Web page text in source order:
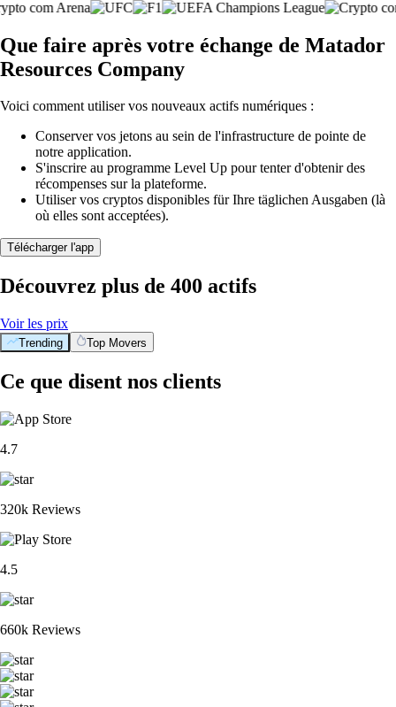
Que faire après votre échange de Matador
Resources Company
Voici comment utiliser vos nouveaux actifs numériques :
Conserver vos jetons au sein de l'infrastructure de pointe de
notre application.
S'inscrire au programme Level Up pour tenter d'obtenir des
récompenses sur la plateforme.
Utiliser vos cryptos disponibles für Ihre täglichen Ausgaben (là
où elles sont acceptées).
Télécharger l'app
Découvrez plus de 400 actifs
Voir les prix
Trending Top Movers
Ce que disent nos clients
4.7
320k Reviews
4.5
660k Reviews